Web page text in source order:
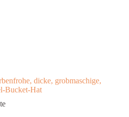
dicke, grobmaschige,
Bucket-Hat